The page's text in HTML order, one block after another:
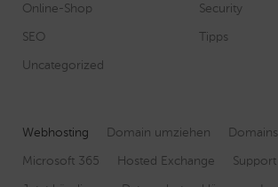
Online-Shop
Security
SEO
Tipps
Uncategorized
Webhosting Domain umziehen Domains
Microsoft 365
Hosted Exchange
Support